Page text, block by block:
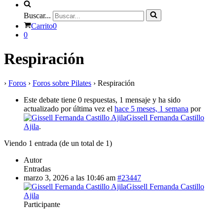
Buscar...
Carrito0
0
Respiración
› Foros › Foros sobre Pilates › Respiración
Este debate tiene 0 respuestas, 1 mensaje y ha sido
actualizado por última vez el hace 5 meses, 1 semana por
Gissell Fernanda Castillo
Ajila.
Viendo 1 entrada (de un total de 1)
Autor
Entradas
marzo 3, 2026 a las 10:46 am #23447
Gissell Fernanda Castillo
Ajila
Participante